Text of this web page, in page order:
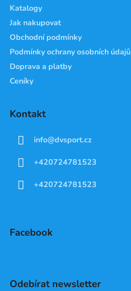
Katalogy
Jak nakupovat
Obchodní podmínky
Podmínky ochrany osobních údajů
Doprava a platby
Ceníky
Kontakt
info@dvsport.cz
+420724781523
+420724781523
Facebook
Odebírat newsletter